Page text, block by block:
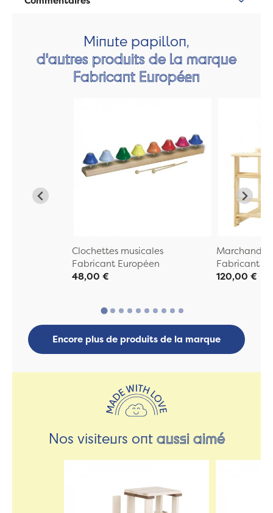
Minute papillon,
d'autres produits de la marque
Fabricant Européen
Clochettes musicales
Fabricant Européen
48,00 €
Marchande
Fabricant
120,00 €
Encore plus de produits de la marque
Nos visiteurs ontaussi aimé